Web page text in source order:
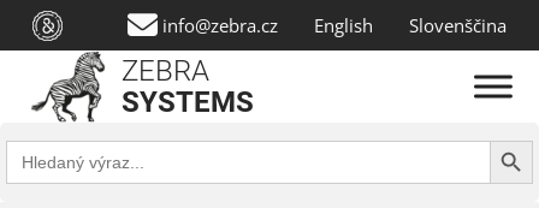
info@zebra.cz English Slovenščina
ZEBRA
SYSTEMS
Search
for:
Search